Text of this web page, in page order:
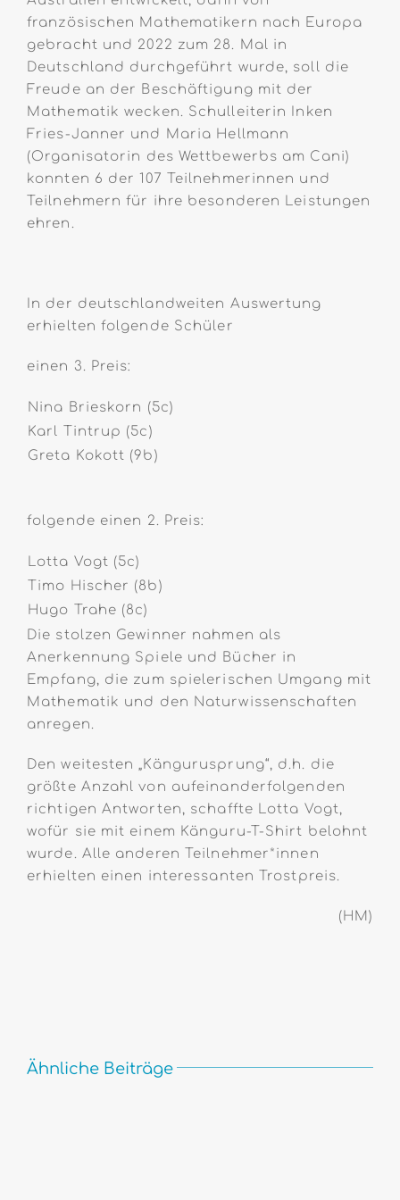
französischen Mathematikern nach Europa
gebracht und 2022 zum 28. Mal in
Deutschland durchgeführt wurde, soll die
Freude an der Beschäftigung mit der
Mathematik wecken. Schulleiterin Inken
Fries-Janner und Maria Hellmann
(Organisatorin des Wettbewerbs am Cani)
konnten 6 der 107 Teilnehmerinnen und
Teilnehmern für ihre besonderen Leistungen
ehren.
In der deutschlandweiten Auswertung
erhielten folgende Schüler
einen 3. Preis:
Nina Brieskorn (5c)
Karl Tintrup (5c)
Greta Kokott (9b)
folgende einen 2. Preis:
Lotta Vogt (5c)
Timo Hischer (8b)
Hugo Trahe (8c)
Die stolzen Gewinner nahmen als
Anerkennung Spiele und Bücher in
Empfang, die zum spielerischen Umgang mit
Mathematik und den Naturwissenschaften
anregen.
Den weitesten „Kängurusprung“, d.h. die
größte Anzahl von aufeinanderfolgenden
richtigen Antworten, schaffte Lotta Vogt,
wofür sie mit einem Känguru-T-Shirt belohnt
wurde. Alle anderen Teilnehmer*innen
erhielten einen interessanten Trostpreis.
(HM)
Ähnliche Beiträge